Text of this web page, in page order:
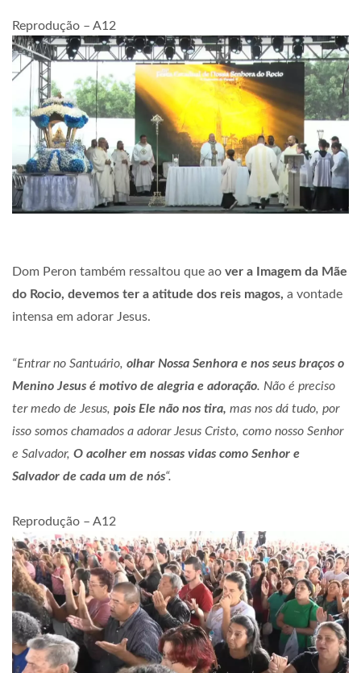
Reprodução – A12
Dom Peron também ressaltou que ao ver a Imagem da Mãe
do Rocio, devemos ter a atitude dos reis magos, a vontade
intensa em adorar Jesus.
“Entrar no Santuário, olhar Nossa Senhora e nos seus braços o
Menino Jesus é motivo de alegria e adoração. Não é preciso
ter medo de Jesus, pois Ele não nos tira, mas nos dá tudo, por
isso somos chamados a adorar Jesus Cristo, como nosso Senhor
e Salvador, O acolher em nossas vidas como Senhor e
Salvador de cada um de nós“.
Reprodução – A12